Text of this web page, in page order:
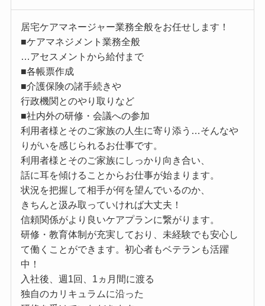
居宅ケアマネージャー業務全般をお任せします！
■ケアマネジメント業務全般
…アセスメントから給付まで
■各帳票作成
■介護保険の諸手続きや
行政機関とのやり取りなど
■社内外の研修・会議への参加
利用者様とそのご家族の人生に寄り添う…そんなや
りがいを感じられるお仕事です。
利用者様とそのご家族にしっかり向き合い、
話に耳を傾けることからお仕事が始まります。
状況を把握して相手が何を望んでいるのか、
きちんと汲み取っていければ大丈夫！
信頼関係がより良いケアプランに繋がります。
研修・教育体制が充実しており、未経験でも安心し
て働くことができます。初心者もベテランも活躍
中！
入社後、週1回、1ヵ月間に渡る
独自のカリキュラムに沿った